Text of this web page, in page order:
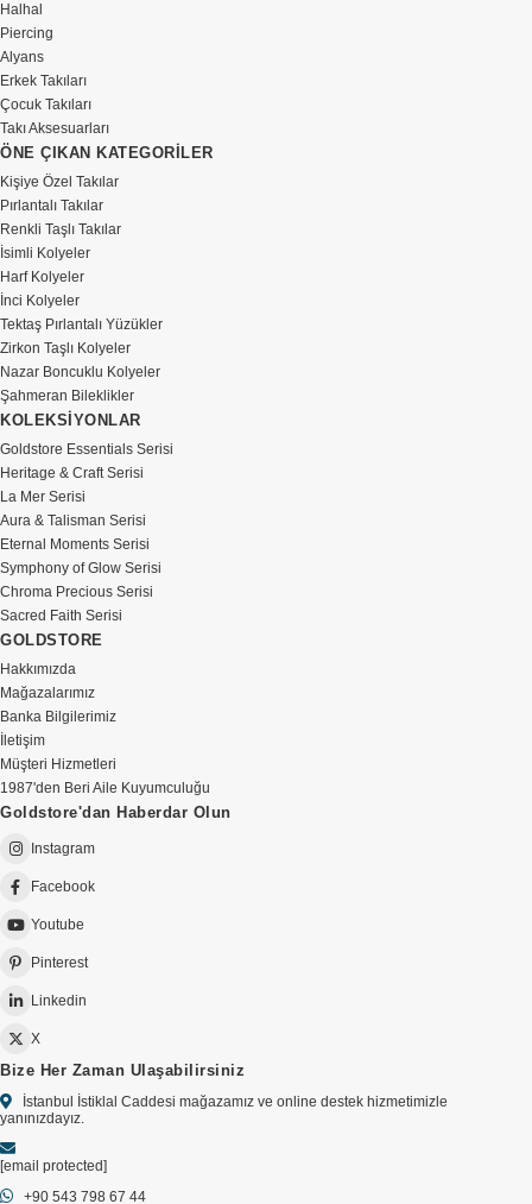
Halhal
Piercing
Alyans
Erkek Takıları
Çocuk Takıları
Takı Aksesuarları
ÖNE ÇIKAN KATEGORİLER
Kişiye Özel Takılar
Pırlantalı Takılar
Renkli Taşlı Takılar
İsimli Kolyeler
Harf Kolyeler
İnci Kolyeler
Tektaş Pırlantalı Yüzükler
Zirkon Taşlı Kolyeler
Nazar Boncuklu Kolyeler
Şahmeran Bileklikler
KOLEKSİYONLAR
Goldstore Essentials Serisi
Heritage & Craft Serisi
La Mer Serisi
Aura & Talisman Serisi
Eternal Moments Serisi
Symphony of Glow Serisi
Chroma Precious Serisi
Sacred Faith Serisi
GOLDSTORE
Hakkımızda
Mağazalarımız
Banka Bilgilerimiz
İletişim
Müşteri Hizmetleri
1987'den Beri Aile Kuyumculuğu
Goldstore'dan Haberdar Olun
Instagram
Facebook
Youtube
Pinterest
Linkedin
X
Bize Her Zaman Ulaşabilirsiniz
İstanbul İstiklal Caddesi mağazamız ve online destek hizmetimizle
yanınızdayız.
[email protected]
+90 543 798 67 44